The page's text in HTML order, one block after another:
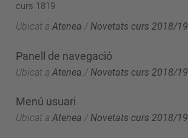
curs 1819
Ubicat a Atenea /Novetats curs 2018/19
Panell de navegació
Ubicat a Atenea / Novetats curs 2018/19
Menú usuari
Ubicat a Atenea /Novetats curs 2018/19